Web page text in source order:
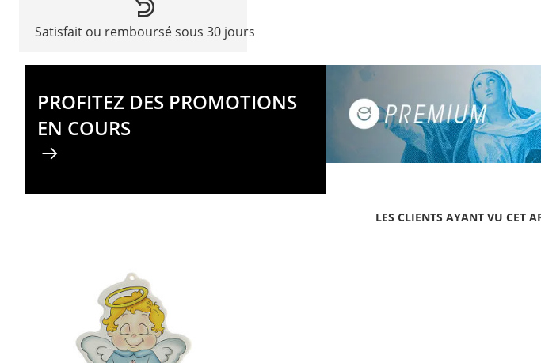
Satisfait ou remboursé sous 30 jours
PROFITEZ DES PROMOTIONS
EN COURS
LES CLIENTS AYANT VU CET